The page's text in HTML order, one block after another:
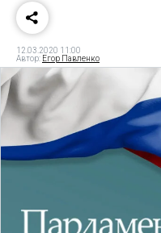
12.03.2020 11:00
Автор: Егор Павленко